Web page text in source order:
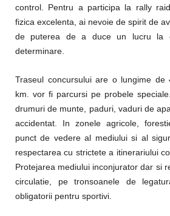
control. Pentru a participa la rally
fizica excelenta, ai nevoie de spirit de
de puterea de a duce un lucru la
determinare.
Traseul concursului are o lungime
km. vor fi parcursi pe probele
drumuri de munte, paduri, vaduri de
accidentat. In zonele agricole,
punct de vedere al mediului si al
respectarea cu strictete a itinerariului
Protejarea mediului inconjurator dar si
circulatie, pe tronsoanele de
obligatorii pentru sportivi.